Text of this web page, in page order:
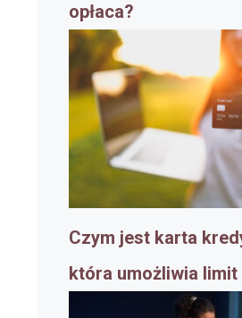
opłaca?
Czym jest karta
która umożliwia limit